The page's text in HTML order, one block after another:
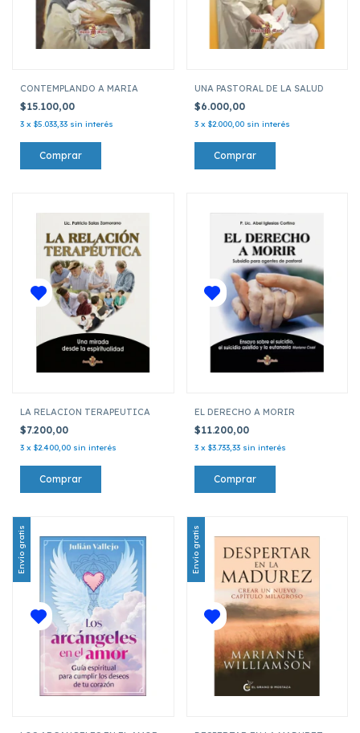
CONTEMPLANDO A MARIA
$15.100,00
3 x $5.033,33 sin interés
UNA PASTORAL DE LA SALUD
$6.000,00
3 x $2.000,00 sin interés
LA RELACION TERAPEUTICA
$7.200,00
3 x $2.400,00 sin interés
EL DERECHO A MORIR
$11.200,00
3 x $3.733,33 sin interés
Envío gratis Envío gratis